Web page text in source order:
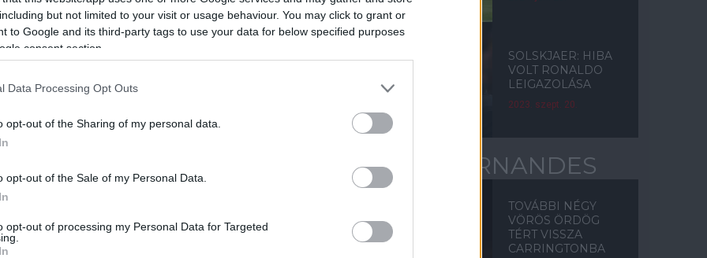
but not limited to your visit or usage behaviour. You may click to grant or
to Google and its third-party tags to use your data for below specified purposes
consent section.
Data Processing Opt Outs
opt-out of the Sharing of my personal data.
opt-out of the Sale of my Personal Data.
opt-out of processing my Personal Data for Targeted
UNITED
ÉLŐ
SOLSKJAER: HIBA
VOLT RONALDO
LEIGAZOLÁSA
2023. szept. 20.
BRUNO FERNANDES
TOVÁBBI NÉGY
VÖRÖS ÖRDÖG
TÉRT VISSZA
CARRINGTONBA